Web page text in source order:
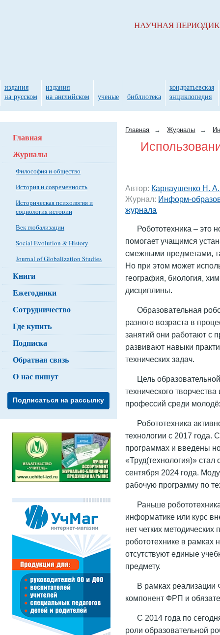
Главная → Журналы →
Автор: Карнаушенко Н. А.
Журнал: Информ-
журнала
Робототехника – это
помогает учащимся
смежными предметами,
Но при этом может
география, биология,
дисциплины.
Образовательная
разного возраста в
занятий они работают с
развивают навыки
технических задач.
Цель
технического
профессий среди
Робототехника
технологии с 2017 года.
программах и введены
«Труд(технология)»
сентября 2024 года.
рабочую программу по
Раньше
информатике или курс
нет четких
робототехнике в рамках
отсутствуют единые
предмету.
В рамках реализации
компонент ФРП и
С 2014 года по
роли образовательной
Главная
Журналы
Философия и общество
История и современность
Историческая психология и
социология истории
Век глобализации
Social Evolution & History
Journal of Globalization Studies
Книги
Ежегодники
Сотрудничество
Где купить
Подписка
Обратная связь
О нас пишут
Подписаться на рассылку
НАУЧНАЯ
издания
на русском
издания
на английском
ученые библиотека
кондратьевская
энциклопедия